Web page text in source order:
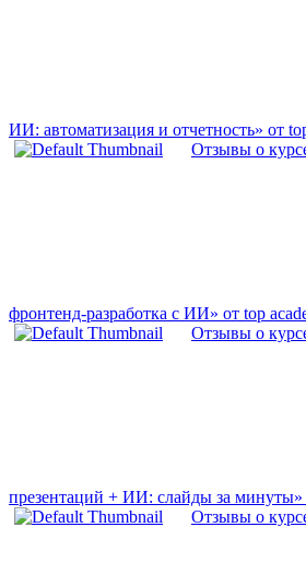
ИИ: автоматизация и отчетность» от
Отзывы о
фронтенд-разработка с ИИ» от top
Отзывы о
презентаций + ИИ: слайды за минуты»
Отзывы о